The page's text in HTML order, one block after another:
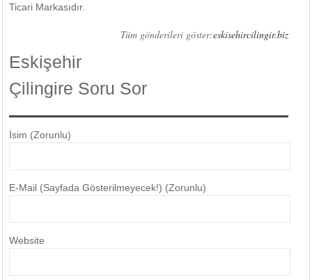
Ticari Markasıdır.
Tüm gönderileri göster:eskisehircilingir.biz
Eskişehir
Çilingire Soru Sor
İsim (Zorunlu)
E-Mail (Sayfada Gösterilmeyecek!) (Zorunlu)
Website